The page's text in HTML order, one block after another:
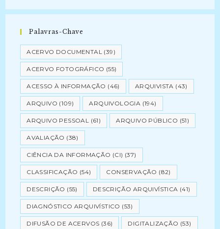
Palavras-Chave
ACERVO DOCUMENTAL (39)
ACERVO FOTOGRÁFICO (55)
ACESSO À INFORMAÇÃO (46) ARQUIVISTA (43)
ARQUIVO (109) ARQUIVOLOGIA (194)
ARQUIVO PESSOAL (61) ARQUIVO PÚBLICO (51)
AVALIAÇÃO (38)
CIÊNCIA DA INFORMAÇÃO (CI) (37)
CLASSIFICAÇÃO (54) CONSERVAÇÃO (82)
DESCRIÇÃO (55) DESCRIÇÃO ARQUIVÍSTICA (41)
DIAGNÓSTICO ARQUIVÍSTICO (53)
DIFUSÃO DE ACERVOS (36) DIGITALIZAÇÃO (53)